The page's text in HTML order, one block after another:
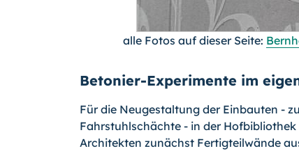
alle Fotos auf dieser Seite:
Betonier-Experimente im
Für die Neugestaltung der Einbauten -
Fahrstuhlschächte - in der
Architekten zunächst Fertigteilwände